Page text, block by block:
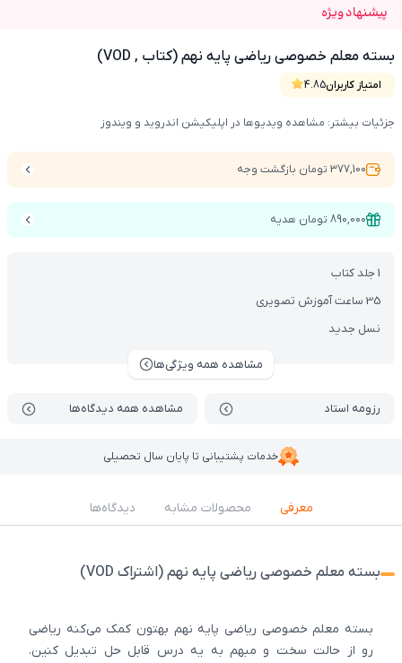
پیشنهاد ویژه
بسته معلم خصوصی ریاضی پایه نهم (کتاب , VOD)
امتیاز کاربران4.85
1 جلد کتاب
35 ساعت آموزش تصویری
نسل جدید
مشاهده همه ویژگی‌ها
رزومه استاد مشاهده همه دیدگاه‌ها
خدمات پشتیبانی تا پایان سال تحصیلی
جزئیات بیشتر: مشاهده ویدیوها در اپلیکیشن اندروید و ویندوز
377,100 تومان بازگشت وجه
890,000 تومان هدیه
معرفی محصولات مشابه دیدگاه‌ها
بسته معلم خصوصی ریاضی پایه نهم (اشتراک VOD)
بسته معلم خصوصی ریاضی پایه نهم بهتون کمک می‌کنه ریاضی
رو از حالت سخت و مبهم به یه درس قابل‌ حل تبدیل کنین.